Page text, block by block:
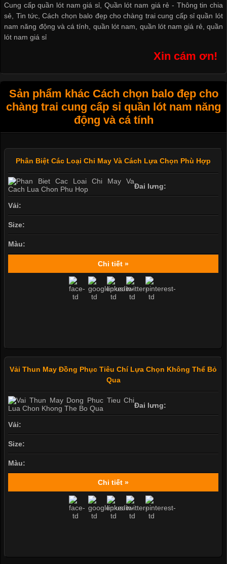
Cung cấp quần lót nam giá sỉ, Quần lót nam giá rẻ - Thông tin chia
sẻ, Tin tức,Cách chọn balo đẹp cho chàng trai cung cấp sỉ quần lót
nam năng động và cá tính, quần lót nam, quần lót nam giá rẻ, quần
lót nam giá sỉ
Xin cám ơn!
Sản phẩm khác Cách chọn balo đẹp cho
chàng trai cung cấp sỉ quần lót nam năng
động và cá tính
Phân Biệt Các Loại Chỉ May Và Cách Lựa Chọn Phù Hợp
Đai lưng:
Vải:
Size:
Màu:
Chi tiết »
Vải Thun May Đồng Phục Tiêu Chí Lựa Chọn Không Thể Bỏ
Qua
Đai lưng:
Vải:
Size:
Màu:
Chi tiết »